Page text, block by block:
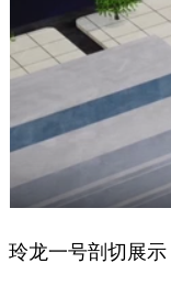
玲龙一号剖切展示